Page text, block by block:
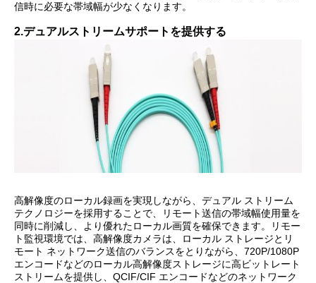
信時に必要な帯域幅が少なくなります。
2.デュアルストリームサポートを提供する
高解像度のローカル録画を実現しながら、デュアル ストリーム
テクノロジーを採用することで、リモート送信の帯域幅使用量を
同時に削減し、より優れたローカル画質を確保できます。リモー
ト監視環境では、高解像度カメラは、ローカル ストレージとリ
モート ネットワーク送信のバランスをとりながら、720P/1080P
エンコードなどのローカル高解像度ストレージに高ビットレート
ストリームを提供し、QCIF/CIF エンコードなどのネットワーク